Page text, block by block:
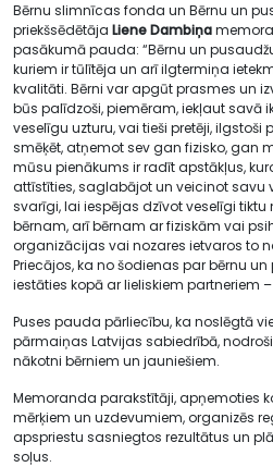
Bērnu slimnīcas fonda un Bērnu un
priekšsēdētāja Liene Dambiņa
pasākumā pauda: “Bērnu un
kuriem ir tūlītēja un arī ilgtermiņa
kvalitāti. Bērni var apgūt prasmes un
būs palīdzoši, piemēram, iekļaut savā
veselīgu uzturu, vai tieši pretēji, ilgstoši
smēķēt, atņemot sev gan fizisko, gan
mūsu pienākums ir radīt apstākļus,
attīstīties, saglabājot un veicinot savu
svarīgi, lai iespējas dzīvot veselīgi
bērnam, arī bērnam ar fiziskām vai
organizācijas vai nozares ietvaros to
Priecājos, ka no šodienas par bērnu
iestāties kopā ar lieliskiem partneriem –
Puses pauda pārliecību, ka noslēgtā
pārmaiņas Latvijas sabiedrībā,
nākotni bērniem un jauniešiem.
Memoranda parakstītāji, apņemoties
mērķiem un uzdevumiem, organizēs
apspriestu sasniegtos rezultātus un
soļus.